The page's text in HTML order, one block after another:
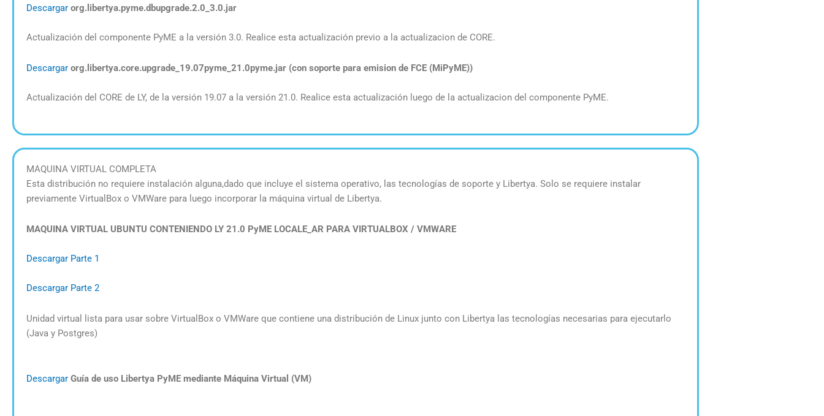
Descargar org.libertya.pyme.dbupgrade.2.0_3.0.jar
Actualización del componente PyME a la versión 3.0. Realice esta actualización previo a la actualizacion de CORE.
Descargar org.libertya.core.upgrade_19.07pyme_21.0pyme.jar (con soporte para emision de FCE (MiPyME))
Actualización del CORE de LY, de la versión 19.07 a la versión 21.0. Realice esta actualización luego de la actualizacion del componente PyME.
MAQUINA VIRTUAL COMPLETA
Esta distribución no requiere instalación alguna,dado que incluye el sistema operativo, las tecnologías de soporte y Libertya. Solo se requiere instalar
previamente VirtualBox o VMWare para luego incorporar la máquina virtual de Libertya.
MAQUINA VIRTUAL UBUNTU CONTENIENDO LY 21.0 PyME LOCALE_AR PARA VIRTUALBOX / VMWARE
Descargar Parte 1
Descargar Parte 2
Unidad virtual lista para usar sobre VirtualBox o VMWare que contiene una distribución de Linux junto con Libertya las tecnologías necesarias para ejecutarlo
(Java y Postgres)
Descargar Guía de uso Libertya PyME mediante Máquina Virtual (VM)